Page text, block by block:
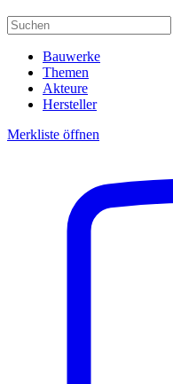
Bauwerke
Themen
Akteure
Hersteller
Merkliste öffnen